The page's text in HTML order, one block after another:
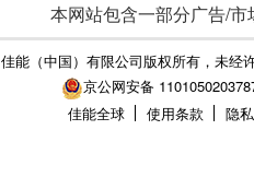
本网站包含一部分广告/
佳能（中国）有限公司版权所有，未经
京公网安备
佳能全球
使用条款 隐